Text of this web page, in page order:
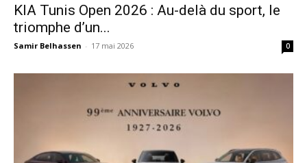
KIA Tunis Open 2026 : Au-delà du sport, le
triomphe d’un...
Samir Belhassen - 17 mai 2026 0